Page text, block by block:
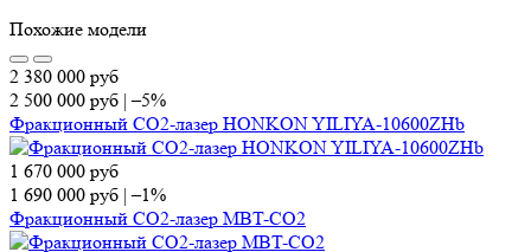
Похожие модели
2 380 000 руб
2 500 000 руб |–5%
Фракционный СО2-лазер HONKON YILIYA-10600ZHb
1 670 000 руб
1 690 000 руб |–1%
Фракционный CO2-лазер MBT-CO2